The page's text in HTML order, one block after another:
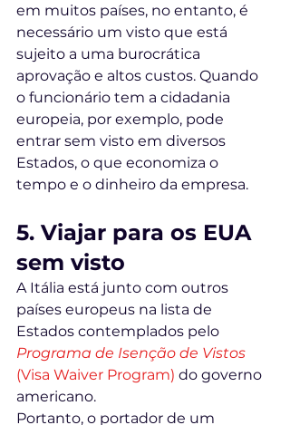
em muitos países, no entanto, é
necessário um visto que está
sujeito a uma burocrática
aprovação e altos custos. Quando
o funcionário tem a cidadania
europeia, por exemplo, pode
entrar sem visto em diversos
Estados, o que economiza o
tempo e o dinheiro da empresa.
5. Viajar para os EUA
sem visto
A Itália está junto com outros
países europeus na lista de
Estados contemplados pelo
Programa de Isenção de Vistos
(Visa Waiver Program) do governo
americano.
Portanto, o portador de um